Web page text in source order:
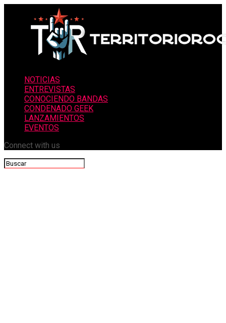
NOTICIAS
ENTREVISTAS
CONOCIENDO BANDAS
CONDENADO GEEK
LANZAMIENTOS
EVENTOS
Connect with us